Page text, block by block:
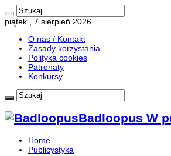
piątek , 7 sierpień 2026
O nas / Kontakt
Zasady korzystania
Polityka cookies
Patronaty
Konkursy
Badloopus W
Home
Publicystyka